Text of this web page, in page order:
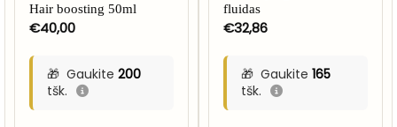
Hair boosting 50ml
€40,00
Gaukite 200
tšk.
fluidas
€32,86
Gaukite 165
tšk.